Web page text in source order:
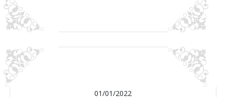
01/01/2022